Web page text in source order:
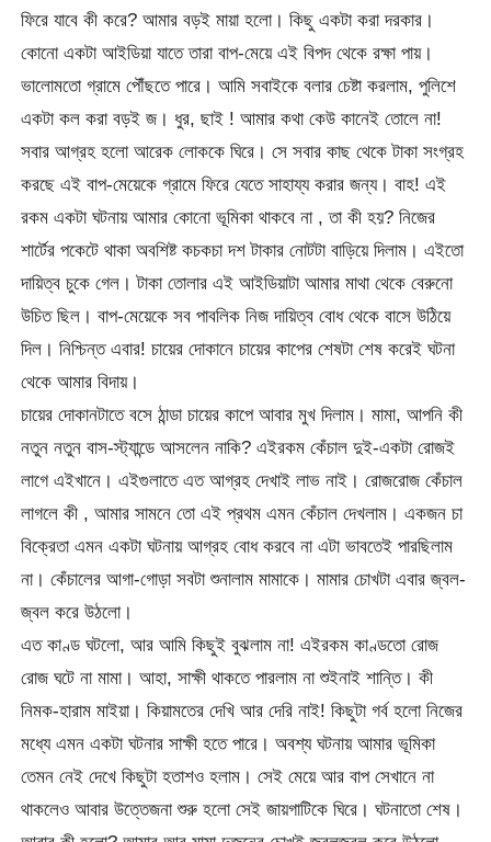
ফিরে যাবে কী করে? আমার বড়ই মায়া হলো। কিছু একটা করা দরকার।
কোনো একটা আইডিয়া যাতে তারা বাপ-মেয়ে এই বিপদ থেকে রক্ষা পায়।
ভালোমতো গ্রামে পৌঁছতে পারে। আমি সবাইকে বলার চেষ্টা করলাম, পুলিশে
একটা কল করা বড়ই জ। ধুর, ছাই ! আমার কথা কেউ কানেই তোলে না!
সবার আগ্রহ হলো আরেক লোককে ঘিরে। সে সবার কাছ থেকে টাকা সংগ্রহ
করছে এই বাপ-মেয়েকে গ্রামে ফিরে যেতে সাহায্য করার জন্য। বাহ! এই
রকম একটা ঘটনায় আমার কোনো ভূমিকা থাকবে না , তা কী হয়? নিজের
শার্টের পকেটে থাকা অবশিষ্ট কচকচা দশ টাকার নোটটা বাড়িয়ে দিলাম। এইতো
দায়িত্ব চুকে গেল। টাকা তোলার এই আইডিয়াটা আমার মাথা থেকে বেরুনো
উচিত ছিল। বাপ-মেয়েকে সব পাবলিক নিজ দায়িত্ব বোধ থেকে বাসে উঠিয়ে
দিল। নিশ্চিন্ত এবার! চায়ের দোকানে চায়ের কাপের শেষটা শেষ করেই ঘটনা
থেকে আমার বিদায়।
চায়ের দোকানটাতে বসে ঠান্ডা চায়ের কাপে আবার মুখ দিলাম। মামা, আপনি কী
নতুন নতুন বাস-স্ট্যান্ডে আসলেন নাকি? এইরকম কেঁচাল দুই-একটা রোজই
লাগে এইখানে। এইগুলাতে এত আগ্রহ দেখাই লাভ নাই। রোজরোজ কেঁচাল
লাগলে কী , আমার সামনে তো এই প্রথম এমন কেঁচাল দেখলাম। একজন চা
বিক্রেতা এমন একটা ঘটনায় আগ্রহ বোধ করবে না এটা ভাবতেই পারছিলাম
না। কেঁচালের আগা-গোড়া সবটা শুনালাম মামাকে। মামার চোখটা এবার জ্বল-
জ্বল করে উঠলো।
এত কাণ্ড ঘটলো, আর আমি কিছুই বুঝলাম না! এইরকম কাণ্ডতো রোজ
রোজ ঘটে না মামা। আহা, সাক্ষী থাকতে পারলাম না শুইনাই শান্তি। কী
নিমক-হারাম মাইয়া। কিয়ামতের দেখি আর দেরি নাই! কিছুটা গর্ব হলো নিজের
মধ্যে এমন একটা ঘটনার সাক্ষী হতে পারে। অবশ্য ঘটনায় আমার ভূমিকা
তেমন নেই দেখে কিছুটা হতাশও হলাম। সেই মেয়ে আর বাপ সেখানে না
থাকলেও আবার উত্তেজনা শুরু হলো সেই জায়গাটিকে ঘিরে। ঘটনাতো শেষ।